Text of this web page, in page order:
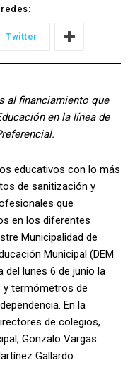
Twitter
al financiamiento que
en la línea de
educativos con lo más
de sanitización y
que
en los diferentes
Municipalidad de
Municipal (DEM
del lunes 6 de junio la
y termómetros de
En la
de colegios,
Gonzalo Vargas
Gallardo.